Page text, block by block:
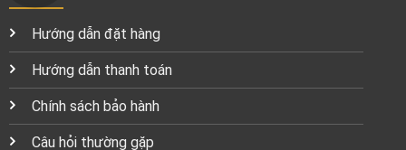
Hướng dẫn đặt hàng
Hướng dẫn thanh toán
Chính sách bảo hành
Câu hỏi thường gặp